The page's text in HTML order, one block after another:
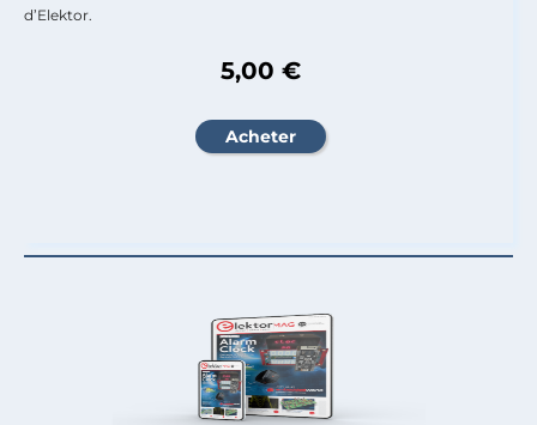
d’Elektor.
5,00 €